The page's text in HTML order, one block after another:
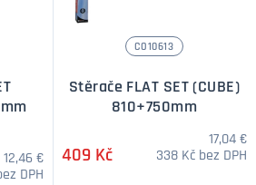
12,46 €
DPH
CO10613
Stěrače FLAT SET (CUBE)
810+750mm
409 Kč
17,04 €
338 Kč bez DPH